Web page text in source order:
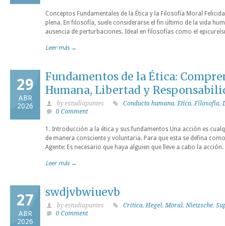
Conceptos Fundamentales de la Ética y la Filosofía Moral
plena. En filosofía, suele considerarse el fin último de la vida
ausencia de perturbaciones. Ideal en filosofías como el
Leer más →
29
ABR
2026
Fundamentos de la Ética:
Humana, Libertad y
by estudiapuntes Conducta humana,Etica,Filosofia,
0 Comment
1. Introducción a la ética y sus fundamentos Una acción es
de manera consciente y voluntaria. Para que esta se defina
Agente: Es necesario que haya alguien que lleve a cabo la
Leer más →
27
ABR
2026
swdjvbwiuevb
by estudiapuntes Critica,Hegel,Moral,Nietzsche,
0 Comment